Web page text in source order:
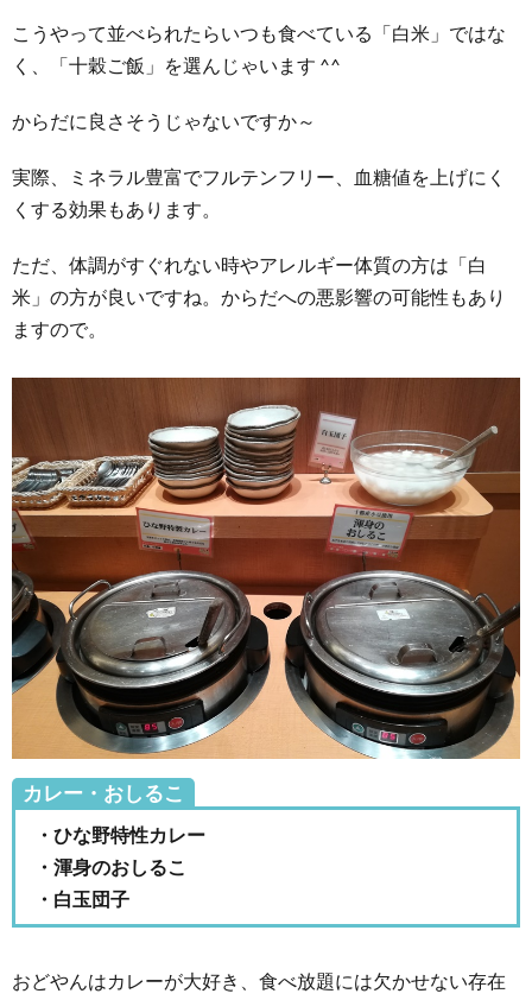
こうやって並べられたらいつも食べている「白米」ではな
く、「十穀ご飯」を選んじゃいます ^^
からだに良さそうじゃないですか～
実際、ミネラル豊富でフルテンフリー、血糖値を上げにく
くする効果もあります。
ただ、体調がすぐれない時やアレルギー体質の方は「白
米」の方が良いですね。からだへの悪影響の可能性もあり
ますので。
カレー・おしるこ
・ひな野特性カレー
・渾身のおしるこ
・白玉団子
おどやんはカレーが大好き、食べ放題には欠かせない存在